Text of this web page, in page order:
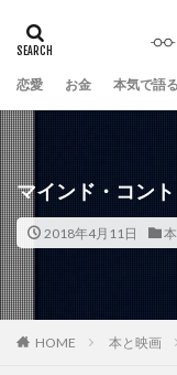
恋愛 お金 本気で語る
マインド・コン
2018年4月11日
HOME 本と映画